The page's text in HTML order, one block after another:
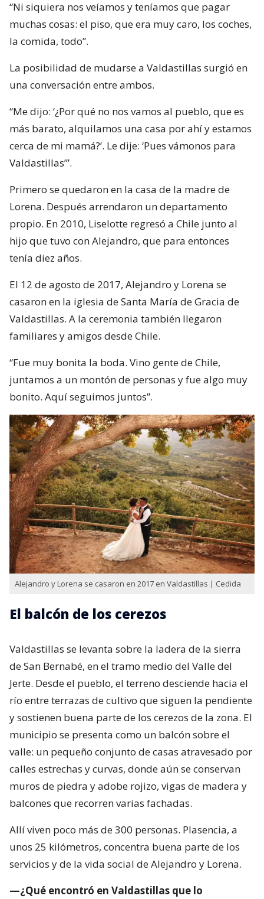
“Ni siquiera nos veíamos y teníamos que pagar
muchas cosas: el piso, que era muy caro, los coches,
la comida, todo”.
La posibilidad de mudarse a Valdastillas surgió en
una conversación entre ambos.
“Me dijo: ‘¿Por qué no nos vamos al pueblo, que es
más barato, alquilamos una casa por ahí y estamos
cerca de mi mamá?’. Le dije: ‘Pues vámonos para
Valdastillas’”.
Primero se quedaron en la casa de la madre de
Lorena. Después arrendaron un departamento
propio. En 2010, Liselotte regresó a Chile junto al
hijo que tuvo con Alejandro, que para entonces
tenía diez años.
El 12 de agosto de 2017, Alejandro y Lorena se
casaron en la iglesia de Santa María de Gracia de
Valdastillas. A la ceremonia también llegaron
familiares y amigos desde Chile.
“Fue muy bonita la boda. Vino gente de Chile,
juntamos a un montón de personas y fue algo muy
bonito. Aquí seguimos juntos”.
Alejandro y Lorena se casaron en 2017 en Valdastillas | Cedida
El balcón de los cerezos
Valdastillas se levanta sobre la ladera de la sierra
de San Bernabé, en el tramo medio del Valle del
Jerte. Desde el pueblo, el terreno desciende hacia el
río entre terrazas de cultivo que siguen la pendiente
y sostienen buena parte de los cerezos de la zona. El
municipio se presenta como un balcón sobre el
valle: un pequeño conjunto de casas atravesado por
calles estrechas y curvas, donde aún se conservan
muros de piedra y adobe rojizo, vigas de madera y
balcones que recorren varias fachadas.
Allí viven poco más de 300 personas. Plasencia, a
unos 25 kilómetros, concentra buena parte de los
servicios y de la vida social de Alejandro y Lorena.
—¿Qué encontró en Valdastillas que lo